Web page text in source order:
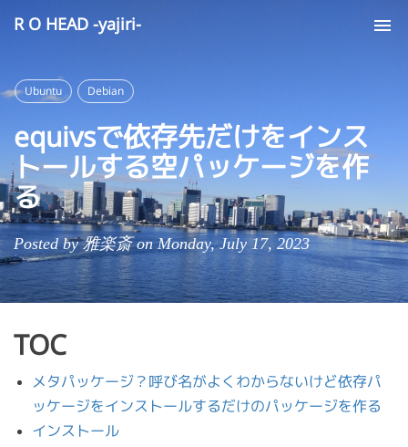
R O HEAD -yajiri-
Ubuntu Debian
equivsで依存先だけをインス
トールする空パッケージを作
る
Posted by 雅楽斎 on Monday, July 17, 2023
TOC
メタパッケージ？呼び名がよくわからないけど依存パ
ッケージをインストールするだけのパッケージを作る
インストール